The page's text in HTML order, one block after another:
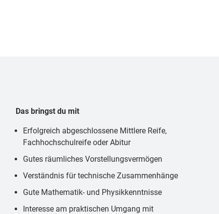
Das bringst du mit
Erfolgreich abgeschlossene Mittlere Reife,
Fachhochschulreife oder Abitur
Gutes räumliches Vorstellungsvermögen
Verständnis für technische Zusammenhänge
Gute Mathematik- und Physikkenntnisse
Interesse am praktischen Umgang mit